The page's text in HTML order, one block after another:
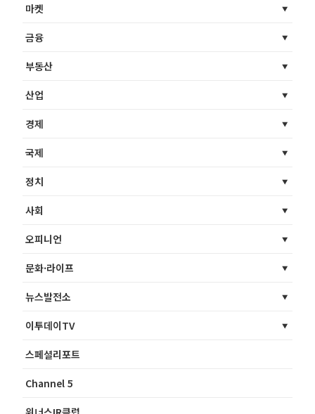
마켓
금융
부동산
산업
경제
국제
정치
사회
오피니언
문화·라이프
뉴스발전소
이투데이TV
스페셜리포트
Channel 5